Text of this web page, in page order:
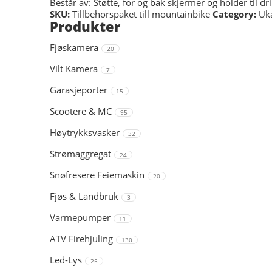
Består av: Støtte, for og bak skjermer og holder til
SKU: Tillbehörspaket till mountainbike Category:
Produkter
Fjøskamera 20
Vilt Kamera 7
Garasjeporter 15
Scootere & MC 95
Høytrykksvasker 32
Strømaggregat 24
Snøfresere Feiemaskin 20
Fjøs & Landbruk 3
Varmepumper 11
ATV Firehjuling 130
Led-Lys 25